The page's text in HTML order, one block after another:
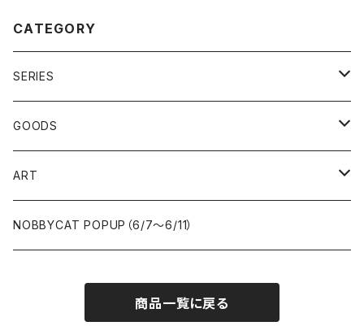
CATEGORY
SERIES
女の子
NOBBYCAT
不思議の国のアリス
GOODS
iPhone&スマホケース
iPhoneケース
ポーチ
ART
一点もの
NOBBYCAT POPUP（6/7〜6/11）
商品一覧に戻る